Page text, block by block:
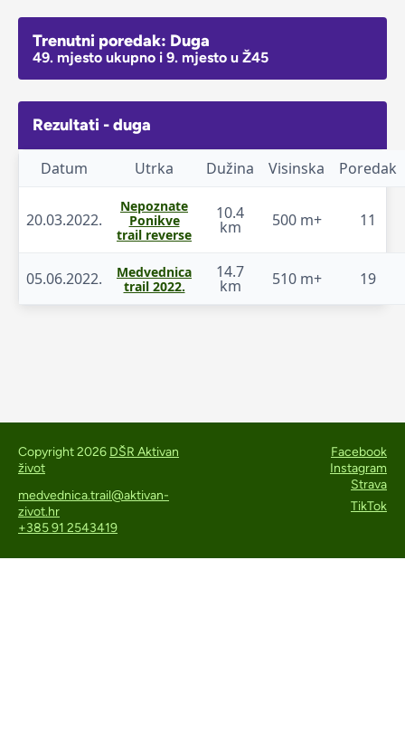
Trenutni poredak: Duga
49. mjesto ukupno i 9. mjesto u Ž45
Rezultati - duga
Datum Utrka Dužina Visinska Poredak
20.03.2022.
Nepoznate
Ponikve
trail reverse
10.4
km 500 m+ 11
05.06.2022.
Medvednica
trail 2022.
14.7
km 510 m+ 19
Copyright 2026 DŠR Aktivan
život
medvednica.trail@aktivan-
zivot.hr
+385 91 2543419
Facebook
Instagram
Strava
TikTok